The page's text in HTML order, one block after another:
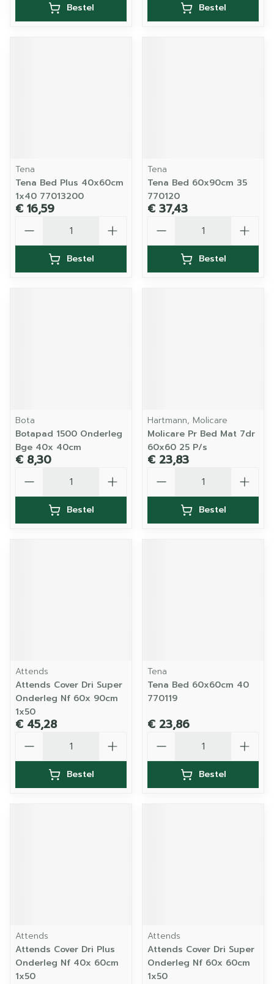
Bestel Bestel
Tena
Tena Bed Plus 40x60cm
1x40 77013200
€ 16,59
Bestel
Tena
Tena Bed 60x90cm 35
770120
€ 37,43
Bestel
Bota
Botapad 1500 Onderleg
Bge 40x 40cm
€ 8,30
Bestel
Hartmann, Molicare
Molicare Pr Bed Mat 7dr
60x60 25 P/s
€ 23,83
Bestel
Attends
Attends Cover Dri Super
Onderleg Nf 60x 90cm
1x50
€ 45,28
Bestel
Tena
Tena Bed 60x60cm 40
770119
€ 23,86
Bestel
Attends
Attends Cover Dri Plus
Onderleg Nf 40x 60cm
1x50
Attends
Attends Cover Dri Super
Onderleg Nf 60x 60cm
1x50